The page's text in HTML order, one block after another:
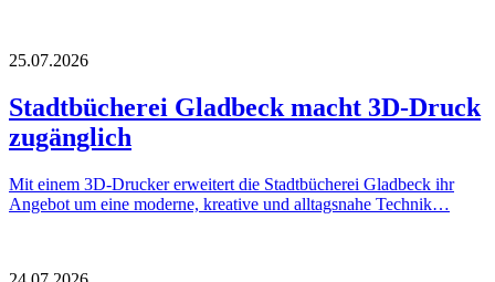
25.07.2026
Stadtbücherei Gladbeck macht 3D-Druck
zugänglich
Mit einem 3D-Drucker erweitert die Stadtbücherei Gladbeck ihr
Angebot um eine moderne, kreative und alltagsnahe Technik…